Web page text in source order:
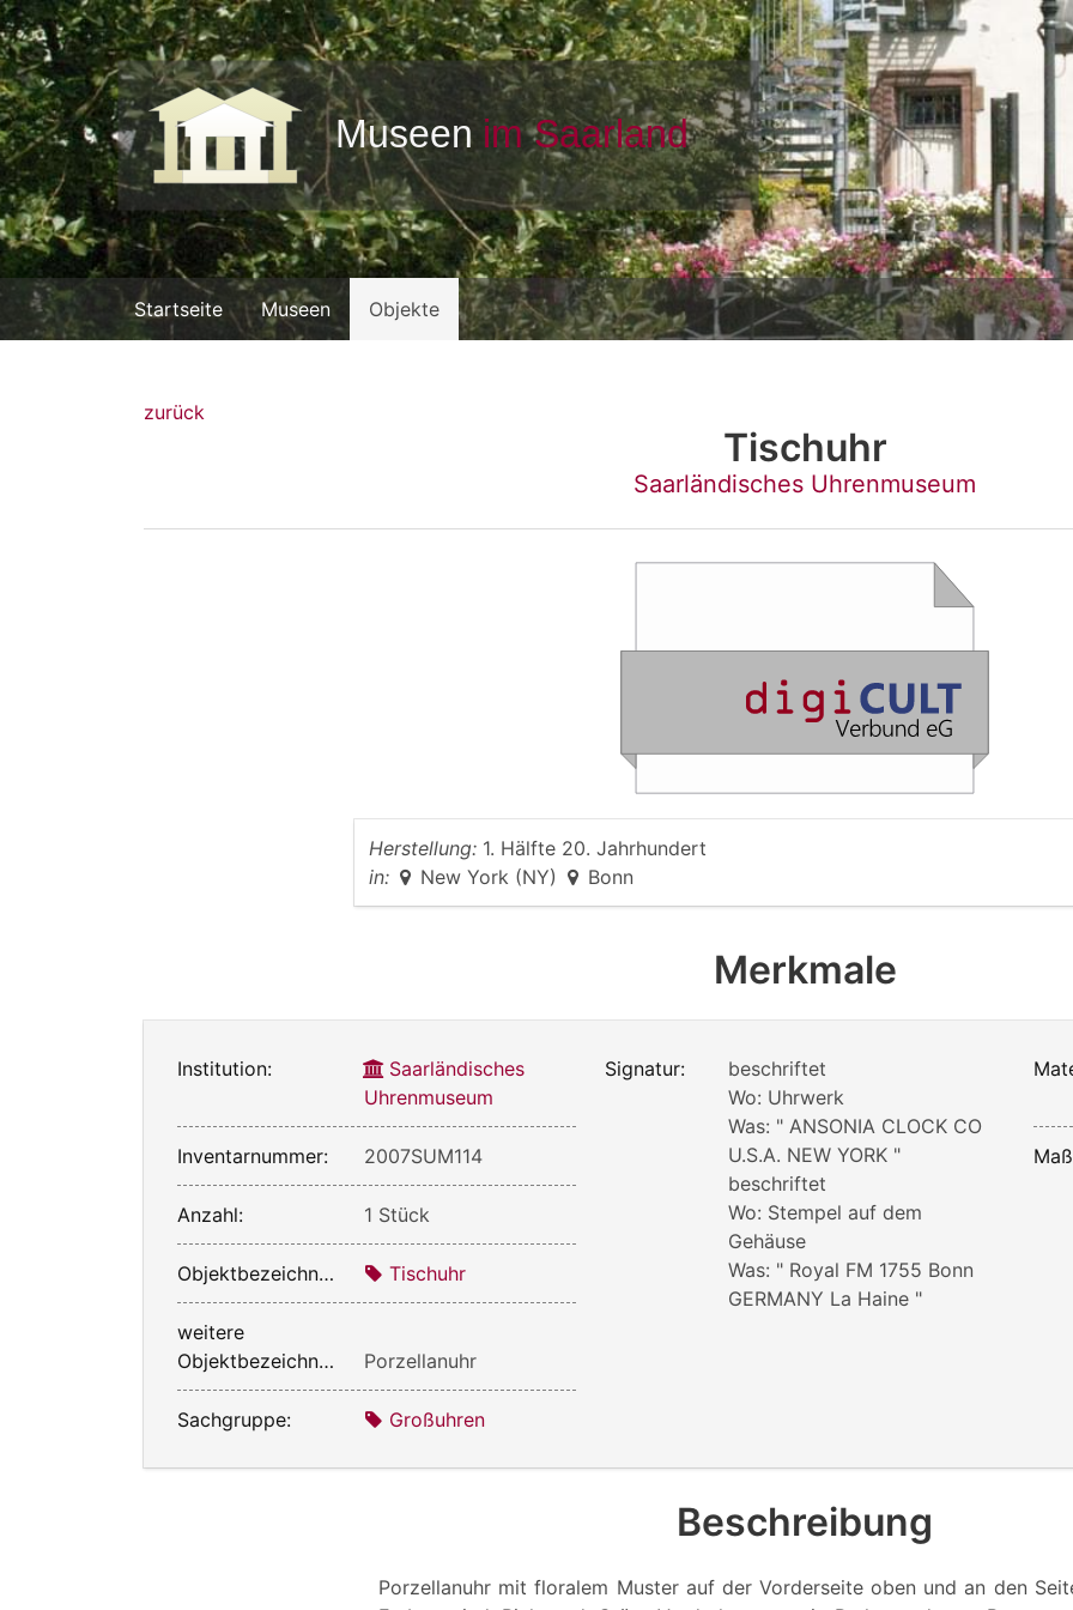
Startseite Museen Objekte
zurück
Tischuhr
Saarländisches Uhrenmuseum
Herstellung: 1. Hälfte 20. Jahrhundert
in:
New York (NY) Bonn
Merkmale
Institution:
Saarländisches
Uhrenmuseum
Inventarnummer: 2007SUM114
Anzahl: 1 Stück
Objektbezeichnung: Tischuhr
weitere
Objektbezeichnung:
Porzellanuhr
Sachgruppe: Großuhren
Signatur:
beschriftet
Wo: Uhrwerk
Was: " ANSONIA CLOCK CO
U.S.A. NEW YORK "
beschriftet
Wo: Stempel auf dem
Gehäuse
Was: " Royal FM 1755 Bonn
GERMANY La Haine "
Beschreibung
Porzellanuhr mit floralem Muster auf der Vorderseite oben und an den